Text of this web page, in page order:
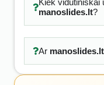
Kiek vidutiniškai
manoslides.lt?
Ar manoslides.lt